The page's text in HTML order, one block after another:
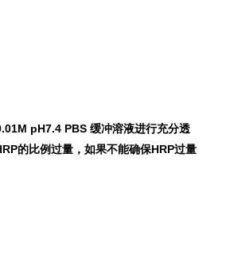
pH7.4 PBS 缓冲溶液进行充分透
的比例过量，如果不能确保HRP过量